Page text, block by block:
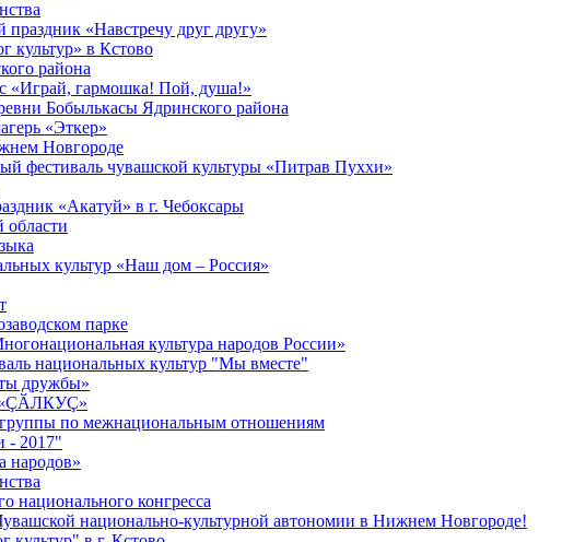
праздник «Навстречу друг другу»
культур» в Кстово
района
«Играй, гармошка! Пой, душа!»
Бобылькасы Ядринского района
«Эткер»
Новгороде
фестиваль чувашской культуры «Питрав Пуххи»
«Акатуй» в г. Чебоксары
культур «Наш дом – Россия»
парке
культура народов России»
национальных культур "Мы вместе"
дружбы»
«ÇӐЛКУÇ»
группы по межнациональным отношениям
- 2017"
народов»
национального конгресса
национально-культурной автономии в Нижнем Новгороде!